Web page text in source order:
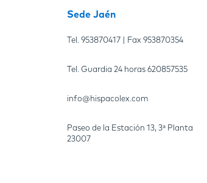
Sede Jaén
Tel.953870417 | Fax953870354
Tel. Guardia 24 horas620857535
info@hispacolex.com
Paseo de la Estación 13, 3ª Planta
23007